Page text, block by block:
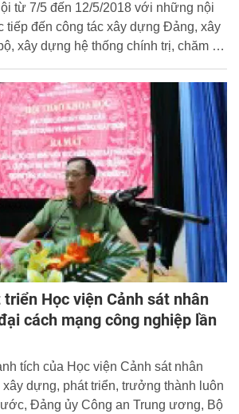
từ 7/5 đến 12/5/2018 với những nội
tiếp đến công tác xây dựng Đảng, xây
xây dựng hệ thống chính trị, chăm lo
chức, viên chức, người lao động và
hội. Nhân dịp này, Thượng tướng,
viên Bộ Chính trị, Bí thư Đảng ủy Công
trưởng Bộ Công an có bài viết quan
lượng Công an nhân dân trong sạch,
xứng đáng là lực lượng trung thành,
nước và nhân dân”. Cổng Thông tin
sát nhân dân xin trân trọng giới
của đồng chí Bộ trưởng.
Học viện Cảnh sát nhân
cách mạng công nghiệp lần
tích của Học viện Cảnh sát nhân
dựng, phát triển, trưởng thành luôn
Đảng ủy Công an Trung ương, Bộ